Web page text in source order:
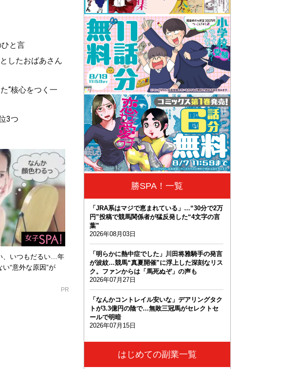
と言
したおばあさん
“核心をつく一
3つ
、いつもだるい…年
“意外な原因”が
PR
勝SPA！一覧
「JRA系はマジで恵まれている」…“30分で2万
円”投稿で競馬関係者が猛反発した“4文字の言
葉”
2026年08月03日
「明らかに熱中症でした」川田将雅騎手の発言
が波紋…競馬“真夏開催”に浮上した深刻なリス
ク。ファンからは「馬死ぬぞ」の声も
2026年07月27日
「なんかコントレイル安いな」デアリングタク
トが3.3億円の陰で…無敗三冠馬がセレクトセ
ールで明暗
2026年07月15日
はじめての副業一覧